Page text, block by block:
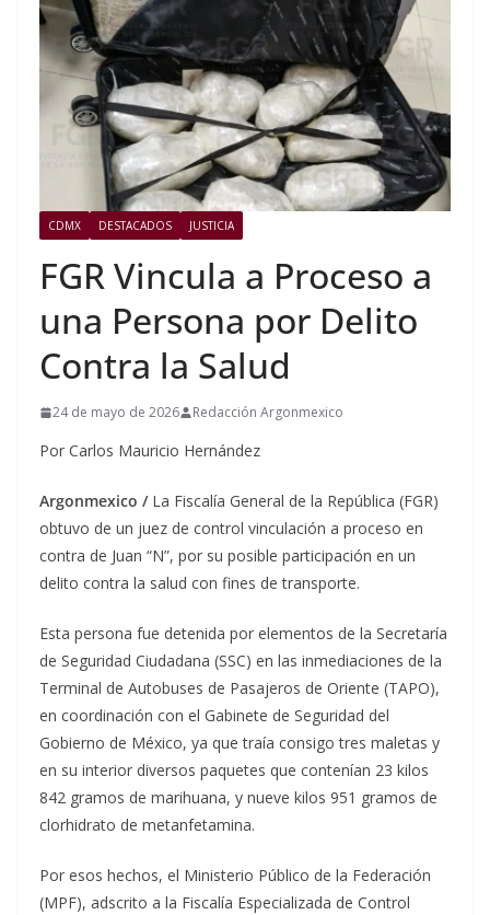
CDMX DESTACADOS JUSTICIA
FGR Vincula a Proceso a
una Persona por Delito
Contra la Salud
24 de mayo de 2026 Redacción Argonmexico
Por Carlos Mauricio Hernández
Argonmexico / La Fiscalía General de la República (FGR)
obtuvo de un juez de control vinculación a proceso en
contra de Juan “N”, por su posible participación en un
delito contra la salud con fines de transporte.
Esta persona fue detenida por elementos de la Secretaría
de Seguridad Ciudadana (SSC) en las inmediaciones de la
Terminal de Autobuses de Pasajeros de Oriente (TAPO),
en coordinación con el Gabinete de Seguridad del
Gobierno de México, ya que traía consigo tres maletas y
en su interior diversos paquetes que contenían 23 kilos
842 gramos de marihuana, y nueve kilos 951 gramos de
clorhidrato de metanfetamina.
Por esos hechos, el Ministerio Público de la Federación
(MPF), adscrito a la Fiscalía Especializada de Control